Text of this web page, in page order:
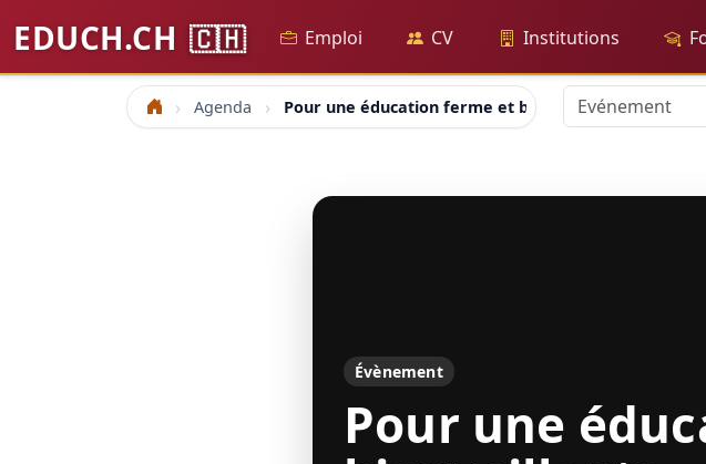
EDUCH.CH 🇨🇭 Emploi CV Institutions
Accueil Agenda Pour une éducation ferme et bienveillante
Évènement
Pour une